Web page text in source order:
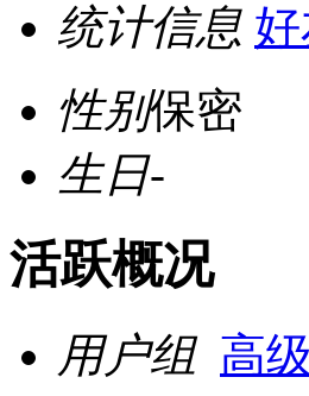
统计信息
性别保密
生日-
活跃概况
用户组 高